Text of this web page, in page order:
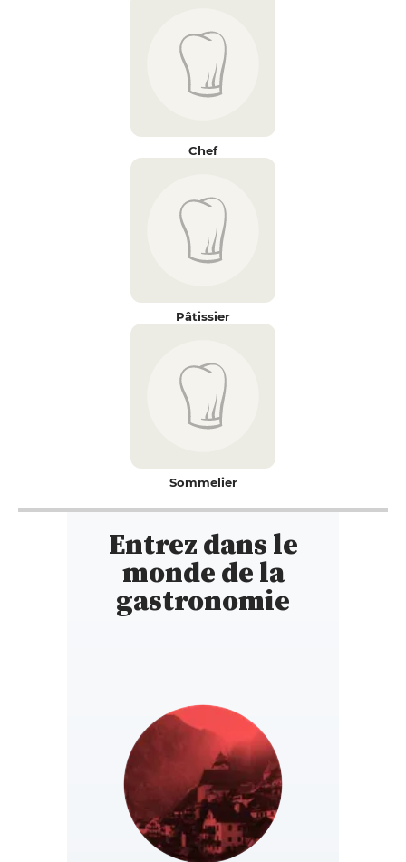
Chef
Pâtissier
Sommelier
Entrez dans le
monde de la
gastronomie